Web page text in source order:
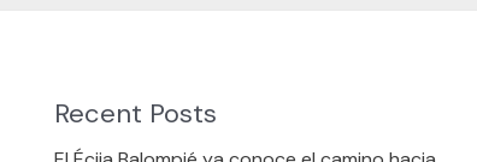
Recent Posts